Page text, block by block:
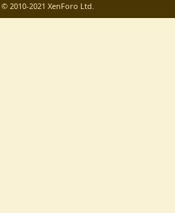
© 2010-2021 XenForo Ltd.